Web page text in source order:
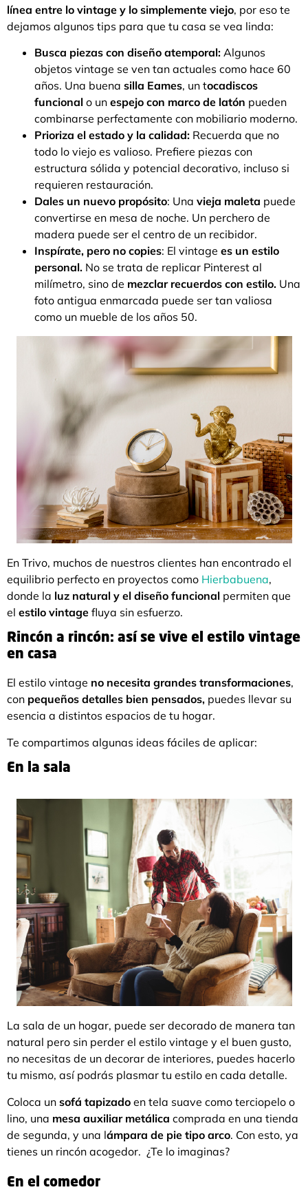
línea entre lo vintage y lo simplemente viejo, por eso te
dejamos algunos tips para que tu casa se vea linda:
Busca piezas con diseño atemporal: Algunos
objetos vintage se ven tan actuales como hace 60
años. Una buena silla Eames, un tocadiscos
funcional o un espejo con marco de latón pueden
combinarse perfectamente con mobiliario moderno.
Prioriza el estado y la calidad: Recuerda que no
todo lo viejo es valioso. Prefiere piezas con
estructura sólida y potencial decorativo, incluso si
requieren restauración.
Dales un nuevo propósito: Una vieja maleta puede
convertirse en mesa de noche. Un perchero de
madera puede ser el centro de un recibidor.
Inspírate, pero no copies: El vintage es un estilo
personal. No se trata de replicar Pinterest al
milímetro, sino de mezclar recuerdos con estilo. Una
foto antigua enmarcada puede ser tan valiosa
como un mueble de los años 50.
En Trivo, muchos de nuestros clientes han encontrado el
equilibrio perfecto en proyectos como Hierbabuena,
donde la luz natural y el diseño funcional permiten que
el estilo vintage fluya sin esfuerzo.
Rincón a rincón: así se vive el estilo vintage
en casa
El estilo vintage no necesita grandes transformaciones,
con pequeños detalles bien pensados, puedes llevar su
esencia a distintos espacios de tu hogar.
Te compartimos algunas ideas fáciles de aplicar:
En la sala
La sala de un hogar, puede ser decorado de manera tan
natural pero sin perder el estilo vintage y el buen gusto,
no necesitas de un decorar de interiores, puedes hacerlo
tu mismo, así podrás plasmar tu estilo en cada detalle.
Coloca un sofá tapizado en tela suave como terciopelo o
lino, una mesa auxiliar metálica comprada en una tienda
de segunda, y una lámpara de pie tipo arco. Con esto, ya
tienes un rincón acogedor. ¿Te lo imaginas?
En el comedor